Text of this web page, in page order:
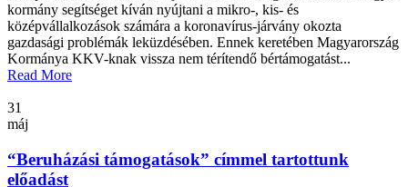
kormány segítséget kíván nyújtani a mikro-, kis- és
középvállalkozások számára a koronavírus-járvány okozta
gazdasági problémák leküzdésében. Ennek keretében Magyarország
Kormánya KKV-knak vissza nem térítendő bértámogatást...
Read More
31
máj
“Beruházási támogatások” címmel tartottunk
előadást